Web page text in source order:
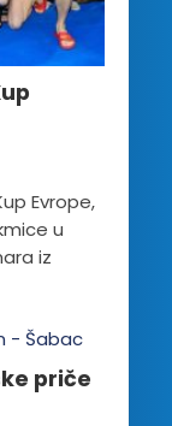
Evrope,
u
iz
priče